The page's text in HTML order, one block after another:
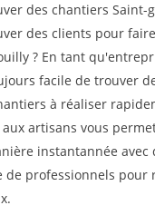
des chantiers Saint-
des clients pour
? En tant
facile de trouver
à réaliser
artisans vous
instantannée avec
de professionnels pour